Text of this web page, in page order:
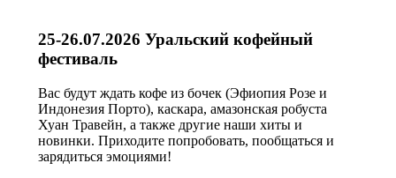
25-26.07.2026 Уральский кофейный
фестиваль
Вас будут ждать кофе из бочек (Эфиопия Розе и
Индонезия Порто), каскара, амазонская робуста
Хуан Травейн, а также другие наши хиты и
новинки. Приходите попробовать, пообщаться и
зарядиться эмоциями!